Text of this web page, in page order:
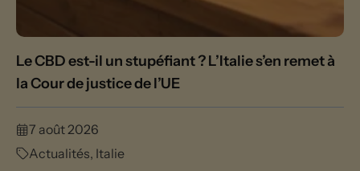
Le CBD est-il un stupéfiant ? L’Italie s’en remet à
la Cour de justice de l’UE
7 août 2026
Actualités, Italie